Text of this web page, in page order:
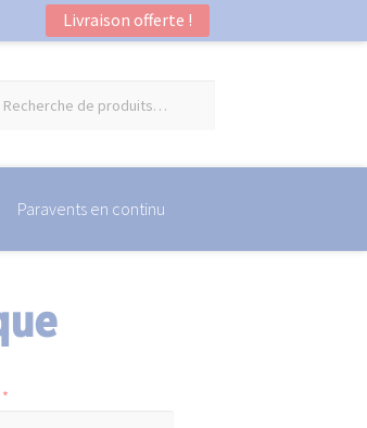
Livraison offerte !
Paravents en continu
*